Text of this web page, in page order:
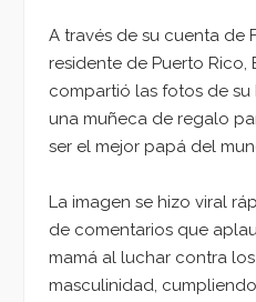
A través de su cuenta de
residente de Puerto Rico,
compartió las fotos de
una muñeca de regalo
ser el mejor papá del
La imagen se hizo viral
de comentarios que
mamá al luchar contra
masculinidad,